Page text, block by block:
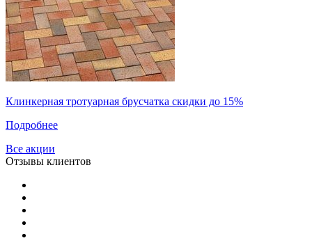
Клинкерная тротуарная брусчатка скидки до 15%
Подробнее
Все акции
Отзывы клиентов